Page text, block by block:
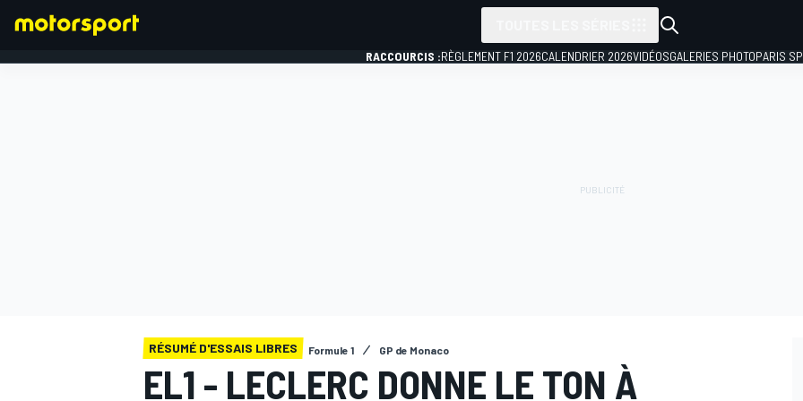
RACCOURCIS :RÈGLEMENT F1 2026CALENDRIER 2026VIDÉOSGALERIES PHOTOPARIS
RÉSUMÉ D'ESSAIS LIBRES Formule 1 GP de Monaco
EL1 - LECLERC DONNE LE TON À